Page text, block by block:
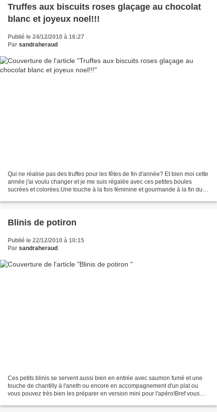
Truffes aux biscuits roses glaçage au chocolat
blanc et joyeux noel!!!
Publié le 24/12/2010 à 16:27
Par sandraheraud
Qui ne réalise pas des truffes pour les fêtes de fin d'année? Et bien moi cette
année j'ai voulu changer et je me suis régalée avec ces petites boules
sucrées et colorées.Une touche à la fois féminine et gourmande à la fin du
Blinis de potiron
Publié le 22/12/2010 à 10:15
Par sandraheraud
Ces petits blinis se servent aussi bien en entrée avec saumon fumé et une
touche de chantilly à l'aneth ou encore en accompagnement d'un plat ou
vous pouvez très bien les préparer en version mini pour l'apéro!Bref vous